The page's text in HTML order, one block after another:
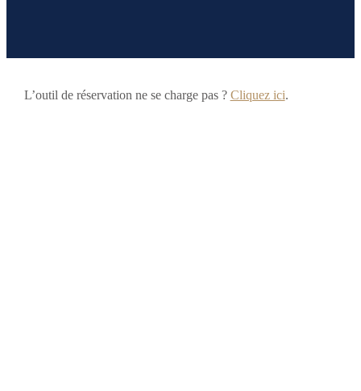
L’outil de réservation ne se charge pas ? Cliquez ici.